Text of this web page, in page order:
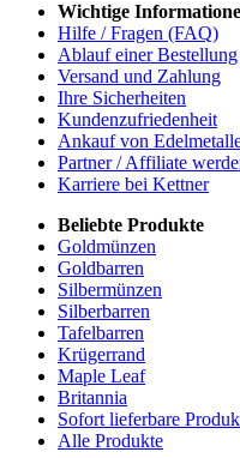
Wichtige
Hilfe / Fragen (FAQ)
Ablauf einer Bestellung
Versand und Zahlung
Ihre Sicherheiten
Kundenzufriedenheit
Ankauf von
Partner / Affiliate
Karriere bei Kettner
Beliebte Produkte
Goldmünzen
Goldbarren
Silbermünzen
Silberbarren
Tafelbarren
Krügerrand
Maple Leaf
Britannia
Sofort lieferbare
Alle Produkte